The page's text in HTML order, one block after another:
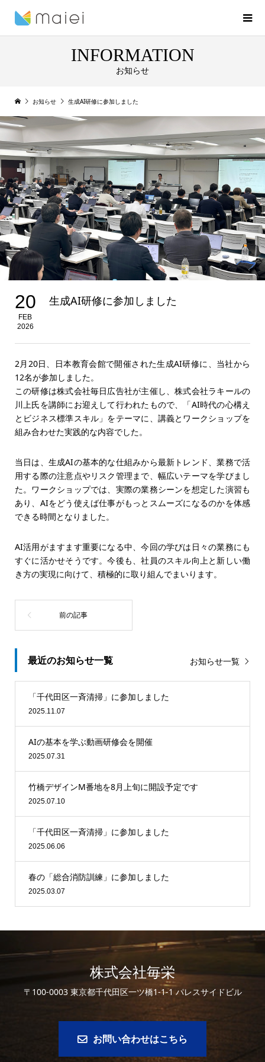
INFORMATION
お知らせ
お知らせ 生成AI研修に参加しました
20
FEB
2026
生成AI研修に参加しました
2月20日、日本教育会館で開催された生成AI研修に、当社から
12名が参加しました。
この研修は株式会社毎日広告社が主催し、株式会社ラキールの
川上氏を講師にお迎えして行われたもので、「AI時代の心構え
とビジネス標準スキル」をテーマに、講義とワークショップを
組み合わせた実践的な内容でした。
当日は、生成AIの基本的な仕組みから最新トレンド、業務で活
用する際の注意点やリスク管理まで、幅広いテーマを学びまし
た。ワークショップでは、実際の業務シーンを想定した演習も
あり、AIをどう使えば仕事がもっとスムーズになるのかを体感
できる時間となりました。
AI活用がますます重要になる中、今回の学びは日々の業務にも
すぐに活かせそうです。今後も、社員のスキル向上と新しい働
き方の実現に向けて、積極的に取り組んでまいります。
最近のお知らせ一覧 お知らせ一覧
「千代田区一斉清掃」に参加しました
2025.11.07
AIの基本を学ぶ動画研修会を開催
2025.07.31
竹橋デザインM番地を8月上旬に開設予定です
2025.07.10
「千代田区一斉清掃」に参加しました
2025.06.06
春の「総合消防訓練」に参加しました
2025.03.07
株式会社毎栄
〒100-0003 東京都千代田区一ツ橋1-1-1 パレスサイドビル
お問い合わせはこちら